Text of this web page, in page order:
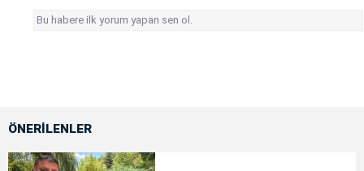
Bu habere ilk yorum yapan sen ol.
ÖNERİLENLER